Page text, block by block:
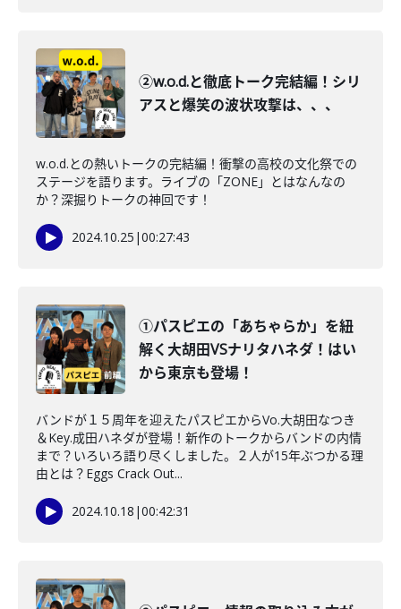
②w.o.d.と徹底トーク完結編！シリ
アスと爆笑の波状攻撃は、、、
w.o.d.との熱いトークの完結編！衝撃の高校の文化祭での
ステージを語ります。ライブの「ZONE」とはなんなの
か？深掘りトークの神回です！
2024.10.25 |00:27:43
①パスピエの「あちゃらか」を紐
解く大胡田VSナリタハネダ！はい
から東京も登場！
バンドが１５周年を迎えたパスピエからVo.大胡田なつき
＆Key.成田ハネダが登場！新作のトークからバンドの内情
まで？いろいろ語り尽くしました。２人が15年ぶつかる理
由とは？Eggs Crack Out...
2024.10.18 |00:42:31